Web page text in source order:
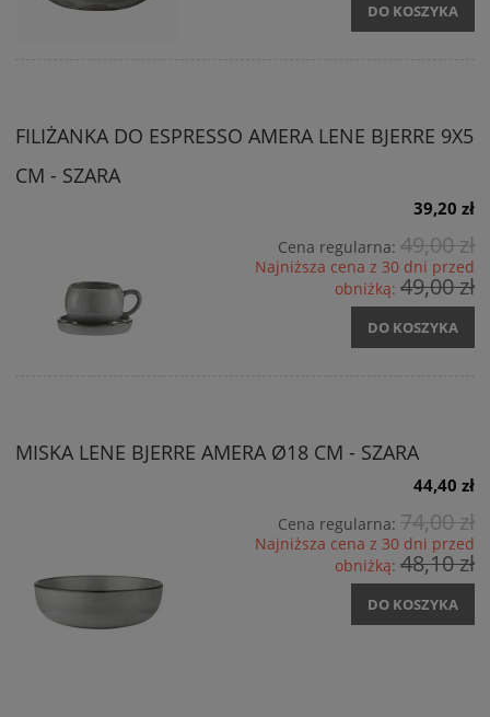
DO KOSZYKA
FILIŻANKA DO ESPRESSO AMERA LENE BJERRE 9X5
CM - SZARA
39,20 zł
Cena regularna: 49,00 zł
Najniższa cena z 30 dni przed
obniżką: 49,00 zł
DO KOSZYKA
MISKA LENE BJERRE AMERA Ø18 CM - SZARA
44,40 zł
Cena regularna: 74,00 zł
Najniższa cena z 30 dni przed
obniżką: 48,10 zł
DO KOSZYKA